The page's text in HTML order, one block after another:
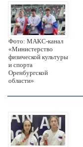
Фото: МАКС-канал
«Министерство
физической культуры
и спорта
Оренбургской
области»